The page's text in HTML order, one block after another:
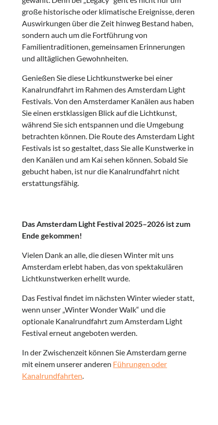
große historische oder klimatische Ereignisse, deren
Auswirkungen über die Zeit hinweg Bestand haben,
sondern auch um die Fortführung von
Familientraditionen, gemeinsamen Erinnerungen
und alltäglichen Gewohnheiten.
Genießen Sie diese Lichtkunstwerke bei einer
Kanalrundfahrt im Rahmen des Amsterdam Light
Festivals. Von den Amsterdamer Kanälen aus haben
Sie einen erstklassigen Blick auf die Lichtkunst,
während Sie sich entspannen und die Umgebung
betrachten können. Die Route des Amsterdam Light
Festivals ist so gestaltet, dass Sie alle Kunstwerke in
den Kanälen und am Kai sehen können. Sobald Sie
gebucht haben, ist nur die Kanalrundfahrt nicht
erstattungsfähig.
Das Amsterdam Light Festival 2025–2026 ist zum
Ende gekommen!
Vielen Dank an alle, die diesen Winter mit uns
Amsterdam erlebt haben, das von spektakulären
Lichtkunstwerken erhellt wurde.
Das Festival findet im nächsten Winter wieder statt,
wenn unser „Winter Wonder Walk“ und die
optionale Kanalrundfahrt zum Amsterdam Light
Festival erneut angeboten werden.
In der Zwischenzeit können Sie Amsterdam gerne
mit einem unserer anderen Führungen oder
Kanalrundfahrten.